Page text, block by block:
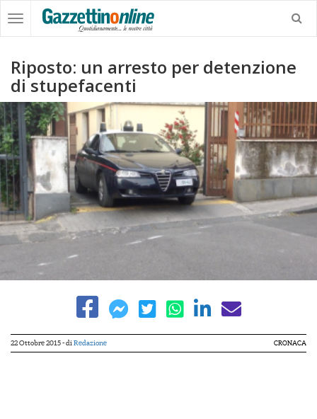
Riposto: un arresto per detenzione
di stupefacenti
22 Ottobre 2015- di Redazione CRONACA